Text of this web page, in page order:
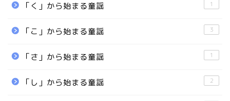
「く」から始まる童謡 1
「こ」から始まる童謡 3
「さ」から始まる童謡 1
「し」から始まる童謡 2